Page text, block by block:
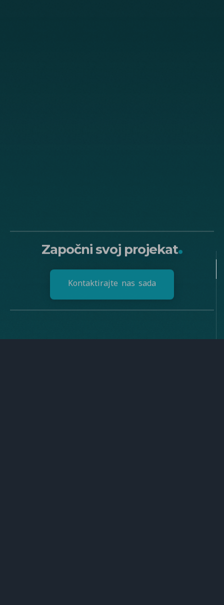
Započni svoj projekat.
Kontaktirajte nas sada